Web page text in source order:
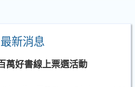
最新消息
萬好書線上票選活動